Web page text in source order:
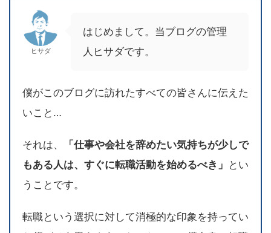
ヒサダ
はじめまして。当ブログの管理
人ヒサダです。
僕がこのブログに訪れたすべての皆さんに伝えた
いこと…
それは、
「仕事や会社を辞めたい気持ちが少しで
もある人は、すぐに転職活動を始めるべき」 とい
うことです。
転職という選択に対して消極的な印象を持ってい